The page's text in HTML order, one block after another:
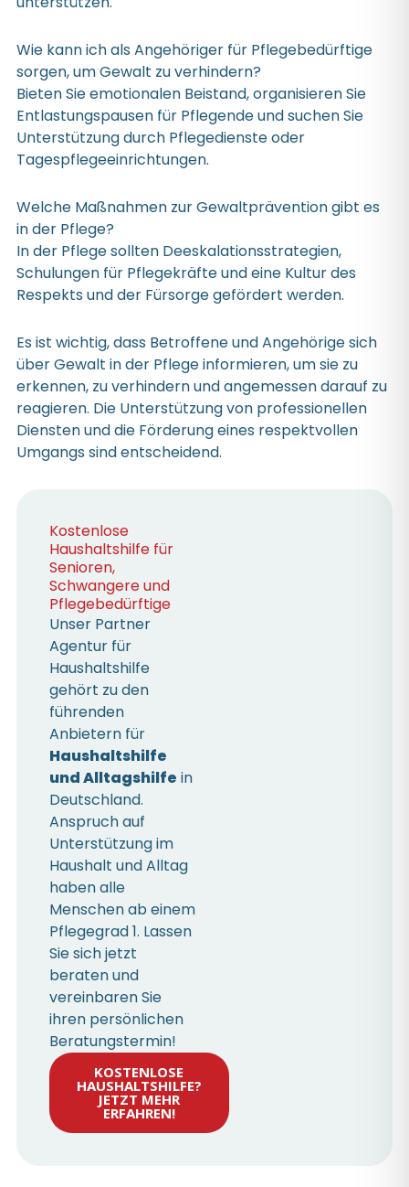
Wie kann ich als Angehöriger für Pflegebedürftige
sorgen, um Gewalt zu verhindern?
Bieten Sie emotionalen Beistand, organisieren Sie
Entlastungspausen für Pflegende und suchen Sie
Unterstützung durch Pflegedienste oder
Tagespflegeeinrichtungen.
Welche Maßnahmen zur Gewaltprävention gibt es
in der Pflege?
In der Pflege sollten Deeskalationsstrategien,
Schulungen für Pflegekräfte und eine Kultur des
Respekts und der Fürsorge gefördert werden.
Es ist wichtig, dass Betroffene und Angehörige sich
über Gewalt in der Pflege informieren, um sie zu
erkennen, zu verhindern und angemessen darauf zu
reagieren. Die Unterstützung von professionellen
Diensten und die Förderung eines respektvollen
Umgangs sind entscheidend.
Kostenlose
Haushaltshilfe für
Senioren,
Schwangere und
Pflegebedürftige
Unser Partner
Agentur für
Haushaltshilfe
gehört zu den
führenden
Anbietern für
Haushaltshilfe
und Alltagshilfe in
Deutschland.
Anspruch auf
Unterstützung im
Haushalt und Alltag
haben alle
Menschen ab einem
Pflegegrad 1. Lassen
Sie sich jetzt
beraten und
vereinbaren Sie
ihren persönlichen
Beratungstermin!
KOSTENLOSE
HAUSHALTSHILFE?
JETZT MEHR
ERFAHREN!